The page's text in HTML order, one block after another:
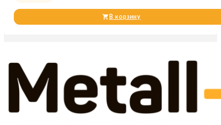
В корзину